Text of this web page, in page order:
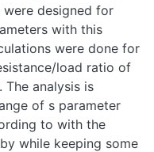
were designed for
with this
were done for
load ratio of
The analysis is
of s parameter
to with the
while keeping some